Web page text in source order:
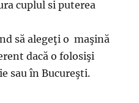
cuplul si puterea
să alegeţi o maşină
dacă o folosişi
sau în Bucureşti.